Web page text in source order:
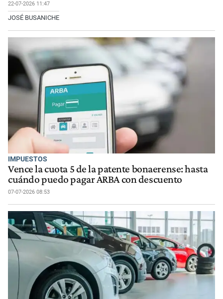
22-07-2026 11:47
JOSÉ BUSANICHE
IMPUESTOS
Vence la cuota 5 de la patente bonaerense: hasta
cuándo puedo pagar ARBA con descuento
07-07-2026 08:53